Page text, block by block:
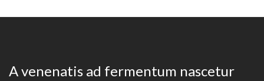
A venenatis ad fermentum nascetur